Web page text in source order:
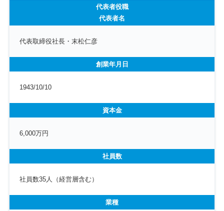
代表者役職
代表者名
代表取締役社長・末松仁彦
創業年月日
1943/10/10
資本金
6,000万円
社員数
社員数35人（経営層含む）
業種